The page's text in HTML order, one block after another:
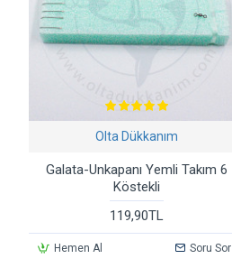
Olta Dükkanım
Galata-Unkapanı Yemli Takım 6
Köstekli
119,90TL
Hemen Al Soru Sor